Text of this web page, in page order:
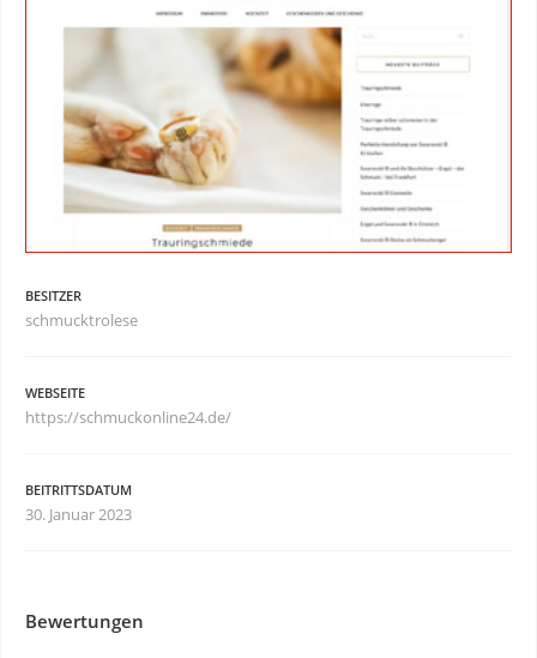
BESITZER
schmucktrolese
WEBSEITE
https://schmuckonline24.de/
BEITRITTSDATUM
30. Januar 2023
Bewertungen